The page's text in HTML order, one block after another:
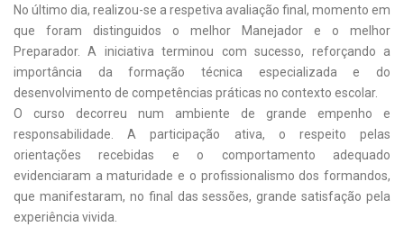
No último dia, realizou-se a respetiva avaliação final, momento em
que foram distinguidos o melhor Manejador e o melhor
Preparador. A iniciativa terminou com sucesso, reforçando a
importância da formação técnica especializada e do
desenvolvimento de competências práticas no contexto escolar.
O curso decorreu num ambiente de grande empenho e
responsabilidade. A participação ativa, o respeito pelas
orientações recebidas e o comportamento adequado
evidenciaram a maturidade e o profissionalismo dos formandos,
que manifestaram, no final das sessões, grande satisfação pela
experiência vivida.